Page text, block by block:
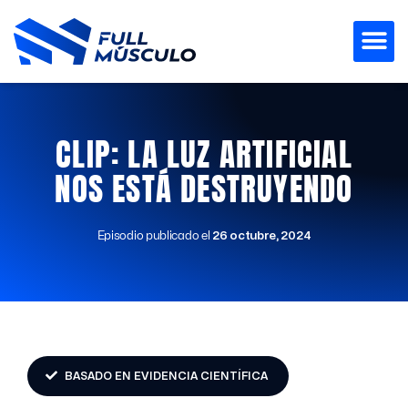
contenido
CLIP: LA LUZ ARTIFICIAL
NOS ESTÁ DESTRUYENDO
Episodio publicado el 26 octubre, 2024
BASADO EN EVIDENCIA CIENTÍFICA